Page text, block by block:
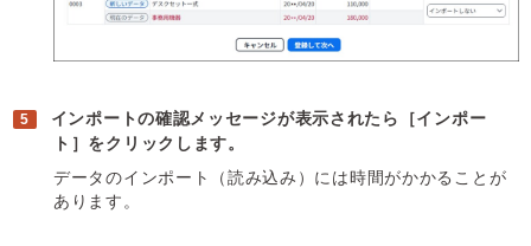
インポートの確認メッセージが表示されたら［インポー
ト］をクリックします。
データのインポート（読み込み）には時間がかかることが
あります。